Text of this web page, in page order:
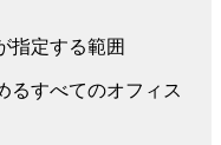
指定する範囲
るすべてのオフィス